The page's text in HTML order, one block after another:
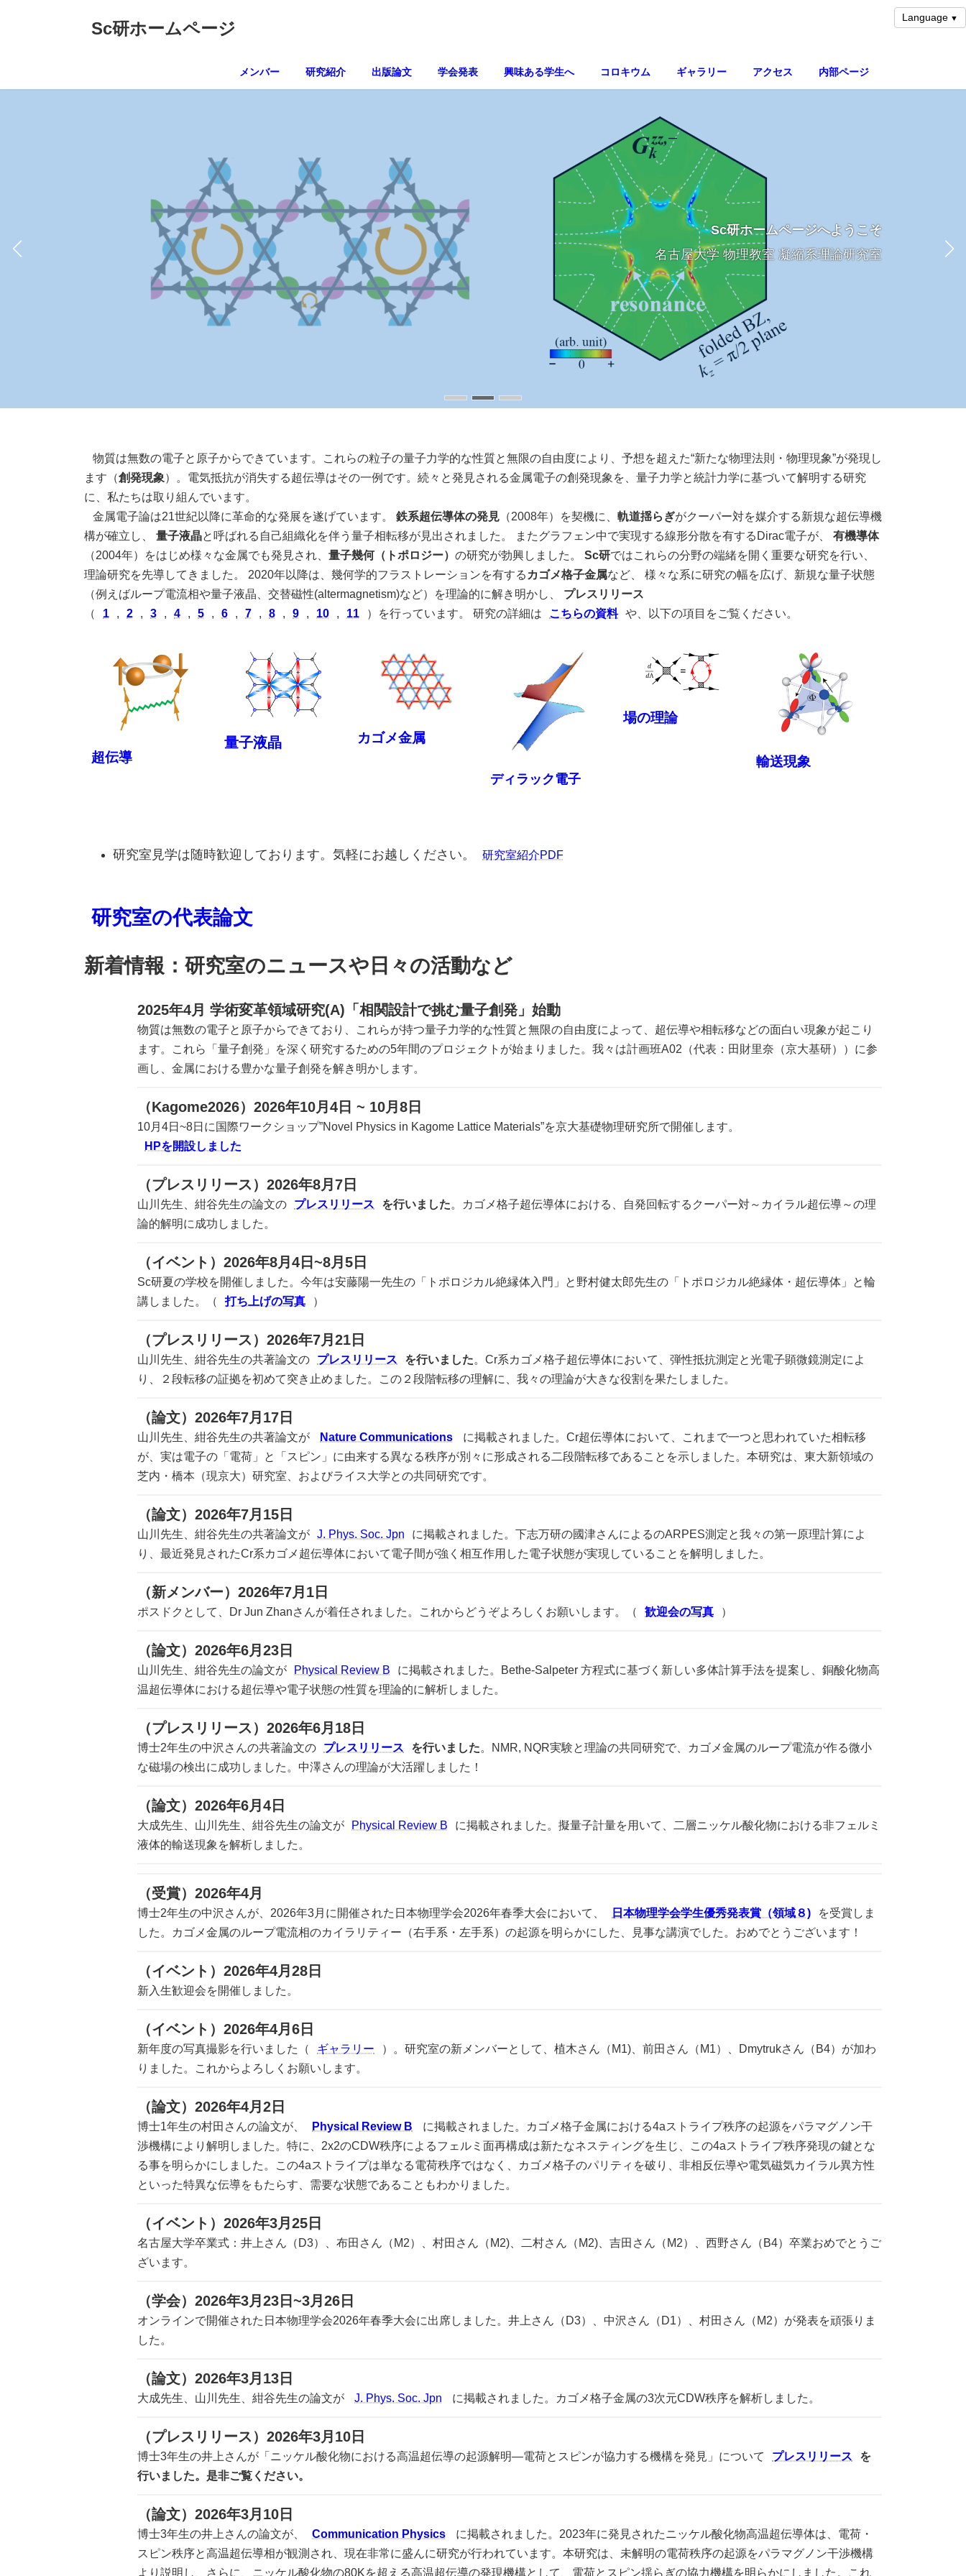
Sc研ホームページ
メンバー 研究紹介 出版論文 学会発表 興味ある学生へ コロキウム ギャラリー アクセス 内部ページ
Language
Sc研ホームページへようこそ
名古屋大学 物理教室 凝縮系理論研究室
Sc研ホームページへようこそ
名古屋大学 物理教室 凝縮系理論研究室
Sc研ホームページへようこそ
名古屋大学 物理教室 凝縮系理論研究室
物質は無数の電子と原子からできています。これらの粒子の量子力学的な性質と無限の自由度により、予想を超えた“新たな物理法則・物理現象”が発現し
ます（創発現象）。電気抵抗が消失する超伝導はその一例です。続々と発見される金属電子の創発現象を、量子力学と統計力学に基づいて解明する研究
に、私たちは取り組んでいます。
金属電子論は21世紀以降に革命的な発展を遂げています。 鉄系超伝導体の発見 （2008年）を契機に、 軌道揺らぎがクーパー対を媒介する新規な超伝導機
構が確立し、 量子液晶と呼ばれる自己組織化を伴う量子相転移が見出されました。 またグラフェン中で実現する線形分散を有するDirac電子が、 有機導体
（2004年）をはじめ様々な金属でも発見され、 量子幾何（トポロジー） の研究が勃興しました。 Sc研ではこれらの分野の端緒を開く重要な研究を行い、
理論研究を先導してきました。 2020年以降は、幾何学的フラストレーションを有する カゴメ格子金属など、 様々な系に研究の幅を広げ、新規な量子状態
（例えばループ電流相や量子液晶、交替磁性(altermagnetism)など）を理論的に解き明かし、 プレスリリース
（
1 , 2 , 3 , 4 , 5 , 6 , 7 , 8 , 9 , 10 , 11 ）を行っています。 研究の詳細は こちらの資料 や、以下の項目をご覧ください。
超伝導
量子液晶 カゴメ金属
ディラック電子
場の理論
輸送現象
研究室見学は随時歓迎しております。気軽にお越しください。 研究室紹介PDF
研究室の代表論文
新着情報：研究室のニュースや日々の活動など
2025年4月 学術変革領域研究(A)「相関設計で挑む量子創発」始動
物質は無数の電子と原子からできており、これらが持つ量子力学的な性質と無限の自由度によって、超伝導や相転移などの面白い現象が起こり
ます。これら「量子創発」を深く研究するための5年間のプロジェクトが始まりました。我々は計画班A02（代表：田財里奈（京大基研））に参
画し、金属における豊かな量子創発を解き明かします。
（Kagome2026）2026年10月4日 ~ 10月8日
10月4日~8日に国際ワークショップ”Novel Physics in Kagome Lattice Materials”を京大基礎物理研究所で開催します。
HPを開設しました
（プレスリリース）2026年8月7日
山川先生、紺谷先生の論文の プレスリリース を行いました。カゴメ格子超伝導体における、自発回転するクーパー対～カイラル超伝導～の理
論的解明に成功しました。
（イベント）2026年8月4日~8月5日
Sc研夏の学校を開催しました。今年は安藤陽一先生の「トポロジカル絶縁体入門」と野村健太郎先生の「トポロジカル絶縁体・超伝導体」と輪
講しました。（
打ち上げの写真 ）
（プレスリリース）2026年7月21日
山川先生、紺谷先生の共著論文の プレスリリース を行いました。Cr系カゴメ格子超伝導体において、弾性抵抗測定と光電子顕微鏡測定によ
り、２段転移の証拠を初めて突き止めました。この２段階転移の理解に、我々の理論が大きな役割を果たしました。
（論文）2026年7月17日
山川先生、紺谷先生の共著論文が Nature Communications
に掲載されました。Cr超伝導体において、これまで一つと思われていた相転移
が、実は電子の「電荷」と「スピン」に由来する異なる秩序が別々に形成される二段階転移であることを示しました。本研究は、東大新領域の
芝内・橋本（現京大）研究室、およびライス大学との共同研究です。
（論文）2026年7月15日
山川先生、紺谷先生の共著論文が J. Phys. Soc. Jpn
に掲載されました。下志万研の國津さんによるのARPES測定と我々の第一原理計算によ
り、最近発見されたCr系カゴメ超伝導体において電子間が強く相互作用した電子状態が実現していることを解明しました。
（新メンバー）2026年7月1日
ポスドクとして、Dr Jun Zhanさんが着任されました。これからどうぞよろしくお願いします。（ 歓迎会の写真 ）
（論文）2026年6月23日
山川先生、紺谷先生の論文が Physical Review B
に掲載されました。Bethe-Salpeter 方程式に基づく新しい多体計算手法を提案し、銅酸化物高
温超伝導体における超伝導や電子状態の性質を理論的に解析しました。
（プレスリリース）2026年6月18日
博士2年生の中沢さんの共著論文の プレスリリース を行いました。NMR, NQR実験と理論の共同研究で、カゴメ金属のループ電流が作る微小
な磁場の検出に成功しました。中澤さんの理論が大活躍しました！
（論文）2026年6月4日
大成先生、山川先生、紺谷先生の論文が Physical Review B
に掲載されました。擬量子計量を用いて、二層ニッケル酸化物における非フェルミ
液体的輸送現象を解析しました。
（受賞）2026年4月
博士2年生の中沢さんが、2026年3月に開催された日本物理学会2026年春季大会において、 日本物理学会学生優秀発表賞（領域８)
を受賞しま
した。カゴメ金属のループ電流相のカイラリティー（右手系・左手系）の起源を明らかにした、見事な講演でした。おめでとうございます！
（イベント）2026年4月28日
新入生歓迎会を開催しました。
（イベント）2026年4月6日
新年度の写真撮影を行いました（ ギャラリー
）。研究室の新メンバーとして、植木さん（M1)、前田さん（M1）、Dmytrukさん（B4）が加わ
りました。これからよろしくお願いします。
（論文）2026年4月2日
博士1年生の村田さんの論文が、 Physical Review B
に掲載されました。カゴメ格子金属における4aストライプ秩序の起源をパラマグノン干
渉機構により解明しました。特に、2x2のCDW秩序によるフェルミ面再構成は新たなネスティングを生じ、この4aストライプ秩序発現の鍵とな
る事を明らかにしました。この4aストライプは単なる電荷秩序ではなく、カゴメ格子のパリティを破り、非相反伝導や電気磁気カイラル異方性
といった特異な伝導をもたらす、需要な状態であることもわかりました。
（イベント）2026年3月25日
名古屋大学卒業式：井上さん（D3）、布田さん（M2）、村田さん（M2)、二村さん（M2)、吉田さん（M2）、西野さん（B4）卒業おめでとうご
ざいます。
（学会）2026年3月23日~3月26日
オンラインで開催された日本物理学会2026年春季大会に出席しました。井上さん（D3）、中沢さん（D1）、村田さん（M2）が発表を頑張りま
した。
（論文）2026年3月13日
大成先生、山川先生、紺谷先生の論文が J. Phys. Soc. Jpn に掲載されました。カゴメ格子金属の3次元CDW秩序を解析しました。
（プレスリリース）2026年3月10日
博士3年生の井上さんが「ニッケル酸化物における高温超伝導の起源解明―電荷とスピンが協力する機構を発見」について プレスリリース
を
行いました。是非ご覧ください。
（論文）2026年3月10日
博士3年生の井上さんの論文が、 Communication Physics
に掲載されました。2023年に発見されたニッケル酸化物高温超伝導体は、電荷・
スピン秩序と高温超伝導相が観測され、現在非常に盛んに研究が行われています。本研究は、未解明の電荷秩序の起源をパラマグノン干渉機構
より説明し、さらに、ニッケル酸化物の80Kを超える高温超伝導の発現機構として、電荷とスピン揺らぎの協力機構を明らかにしました。これ